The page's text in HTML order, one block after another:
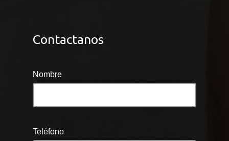
Contactanos
Nombre
Teléfono